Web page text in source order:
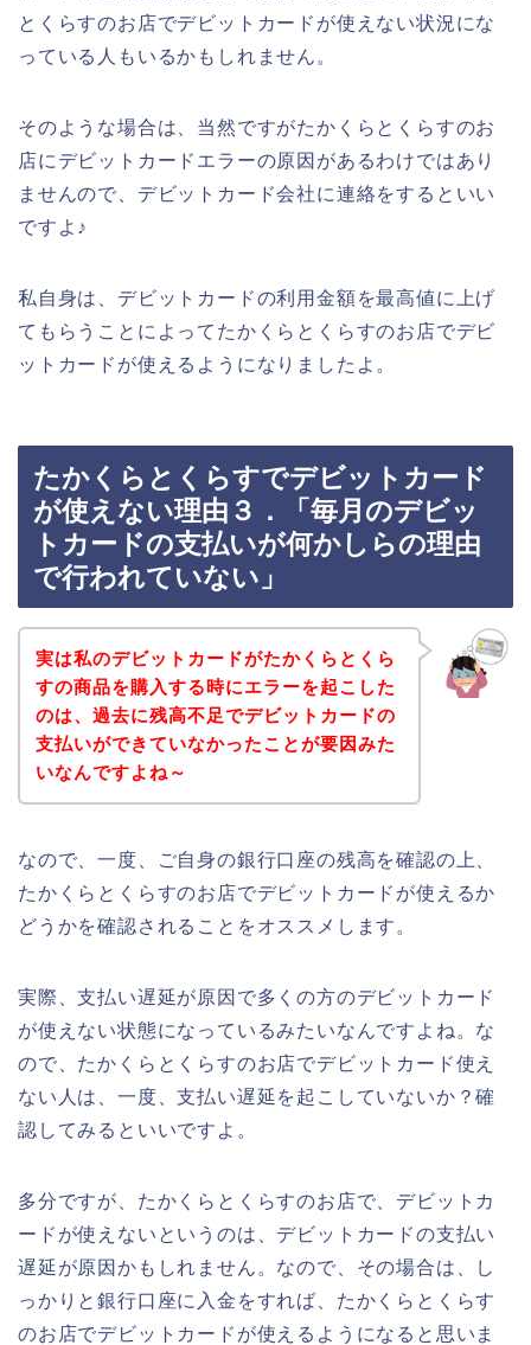
とくらすのお店でデビットカードが使えない状況にな
っている人もいるかもしれません。
そのような場合は、当然ですがたかくらとくらすのお
店にデビットカードエラーの原因があるわけではあり
ませんので、デビットカード会社に連絡をするといい
ですよ♪
私自身は、デビットカードの利用金額を最高値に上げ
てもらうことによってたかくらとくらすのお店でデビ
ットカードが使えるようになりましたよ。
たかくらとくらすでデビットカード
が使えない理由３．「毎月のデビッ
トカードの支払いが何かしらの理由
で行われていない」
実は私のデビットカードがたかくらとくら
すの商品を購入する時にエラーを起こした
のは、過去に残高不足でデビットカードの
支払いができていなかったことが要因みた
いなんですよね～
なので、一度、ご自身の銀行口座の残高を確認の上、
たかくらとくらすのお店でデビットカードが使えるか
どうかを確認されることをオススメします。
実際、支払い遅延が原因で多くの方のデビットカード
が使えない状態になっているみたいなんですよね。な
ので、たかくらとくらすのお店でデビットカード使え
ない人は、一度、支払い遅延を起こしていないか？確
認してみるといいですよ。
多分ですが、たかくらとくらすのお店で、デビットカ
ードが使えないというのは、デビットカードの支払い
遅延が原因かもしれません。なので、その場合は、し
っかりと銀行口座に入金をすれば、たかくらとくらす
のお店でデビットカードが使えるようになると思いま